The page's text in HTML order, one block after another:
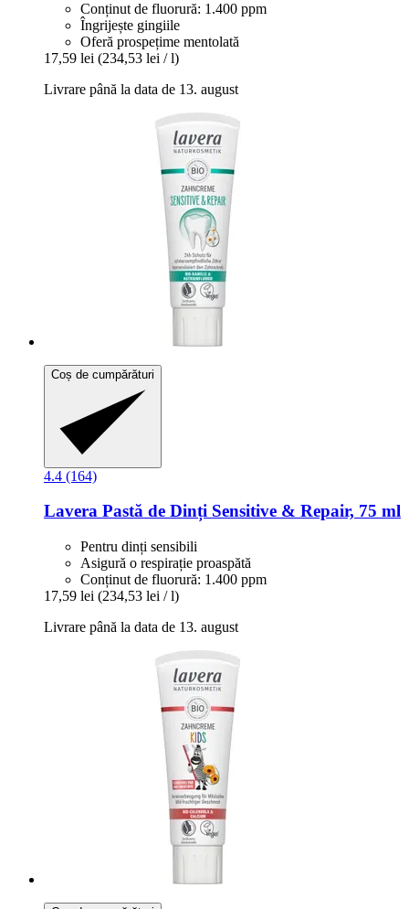
Conținut de fluorură: 1.400 ppm
Îngrijește gingiile
Oferă prospețime mentolată
17,59 lei (234,53 lei / l)
Livrare până la data de 13. august
Coș de cumpărături
4.4 (164)
Lavera Pastă de Dinți Sensitive & Repair, 75 ml
Pentru dinți sensibili
Asigură o respirație proaspătă
Conținut de fluorură: 1.400 ppm
17,59 lei (234,53 lei / l)
Livrare până la data de 13. august